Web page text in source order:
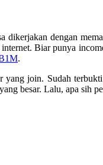
dikerjakan dengan
Biar punya
.
yang join. Sudah
besar. Lalu, apa sih